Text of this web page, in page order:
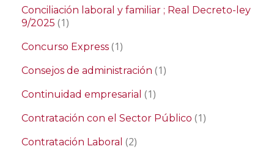
Conciliación laboral y familiar ; Real Decreto-ley
9/2025 (1)
Concurso Express (1)
Consejos de administración (1)
Continuidad empresarial (1)
Contratación con el Sector Público (1)
Contratación Laboral (2)